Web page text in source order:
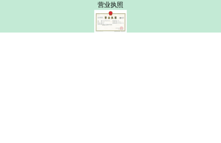
营业执照